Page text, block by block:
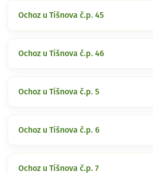
Ochoz u Tišnova č.p. 45
Ochoz u Tišnova č.p. 46
Ochoz u Tišnova č.p. 5
Ochoz u Tišnova č.p. 6
Ochoz u Tišnova č.p. 7